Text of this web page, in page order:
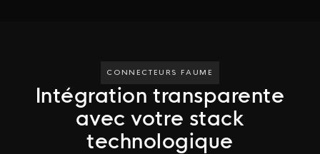
CONNECTEURS FAUME
Intégration transparente
avec votre stack
technologique